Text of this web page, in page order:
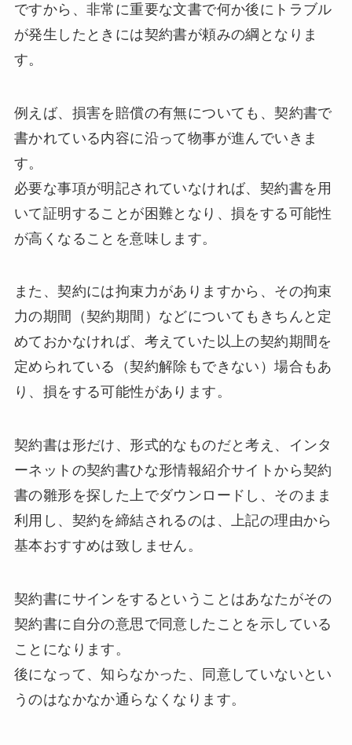
ですから、非常に重要な文書で何か後にトラブル
が発生したときには契約書が頼みの綱となりま
す。
例えば、損害を賠償の有無についても、契約書で
書かれている内容に沿って物事が進んでいきま
す。
必要な事項が明記されていなければ、契約書を用
いて証明することが困難となり、損をする可能性
が高くなることを意味します。
また、契約には拘束力がありますから、その拘束
力の期間（契約期間）などについてもきちんと定
めておかなければ、考えていた以上の契約期間を
定められている（契約解除もできない）場合もあ
り、損をする可能性があります。
契約書は形だけ、形式的なものだと考え、インタ
ーネットの契約書ひな形情報紹介サイトから契約
書の雛形を探した上でダウンロードし、そのまま
利用し、契約を締結されるのは、上記の理由から
基本おすすめは致しません。
契約書にサインをするということはあなたがその
契約書に自分の意思で同意したことを示している
ことになります。
後になって、知らなかった、同意していないとい
うのはなかなか通らなくなります。